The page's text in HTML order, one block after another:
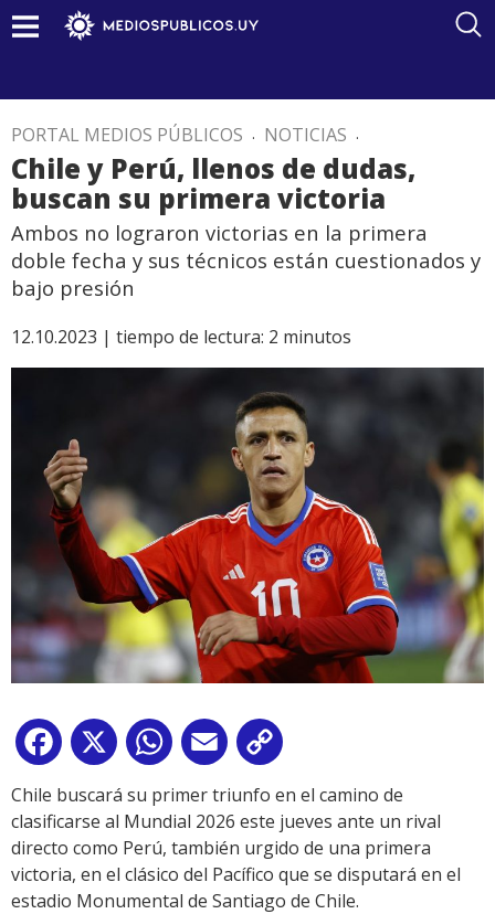
PORTAL MEDIOS PÚBLICOS . NOTICIAS .
Chile y Perú, llenos de dudas,
buscan su primera victoria
Ambos no lograron victorias en la primera
doble fecha y sus técnicos están cuestionados y
bajo presión
12.10.2023 | tiempo de lectura: 2 minutos
Facebook
X WhatsApp
Email
Link
Chile buscará su primer triunfo en el camino de
clasificarse al Mundial 2026 este jueves ante un rival
directo como Perú, también urgido de una primera
victoria, en el clásico del Pacífico que se disputará en el
estadio Monumental de Santiago de Chile.